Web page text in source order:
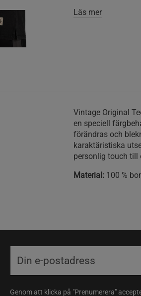
Läs mer
Vintage Original
en speciell
förändras och
karaktäristiska
personlig touch till
Material:100 %
Genom att klicka på "Prenumerera"